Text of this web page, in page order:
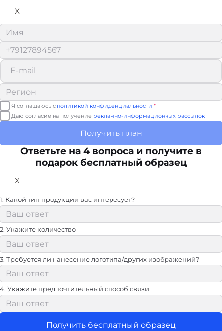
X
Я соглашаюсь с политикой конфиденциальности *
Даю согласие на получение рекламно-информационных рассылок
Получить план
Ответьте на 4 вопроса и получите в
подарок бесплатный образец
X
1. Какой тип продукции вас интересует?
2. Укажите количество
3. Требуется ли нанесение логотипа/других изображений?
4. Укажите предпочтительный способ связи
Получить бесплатный образец